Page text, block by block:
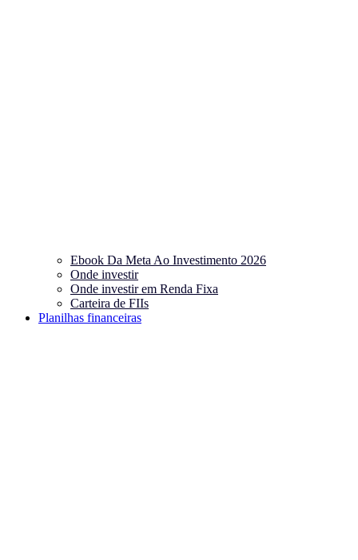
Ebook Da Meta Ao Investimento 2026
Onde investir
Onde investir em Renda Fixa
Carteira de FIIs
Planilhas financeiras